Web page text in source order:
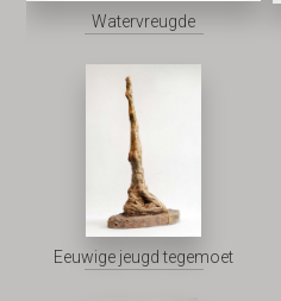
Watervreugde
Eeuwige jeugd tegemoet